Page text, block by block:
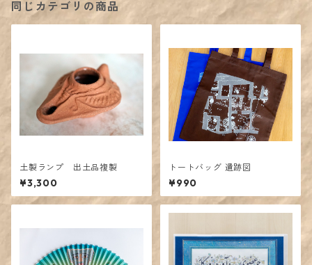
同じカテゴリの商品
土製ランプ 出土品複製
¥3,300
トートバッグ 遺跡図
¥990